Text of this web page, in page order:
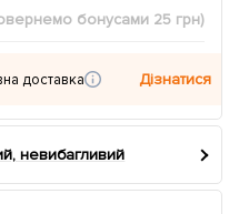
бонусами 25 грн)
доставка Дізнатися
невибагливий